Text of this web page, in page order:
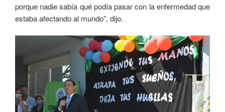
porque nadie sabía qué podía pasar con la enfermedad que
estaba afectando al mundo”, dijo.